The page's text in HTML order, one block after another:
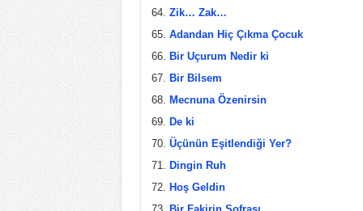
Zik… Zak…
Adandan Hiç Çıkma Çocuk
Bir Uçurum Nedir ki
Bir Bilsem
Mecnuna Özenirsin
De ki
Üçünün Eşitlendiği Yer?
Dingin Ruh
Hoş Geldin